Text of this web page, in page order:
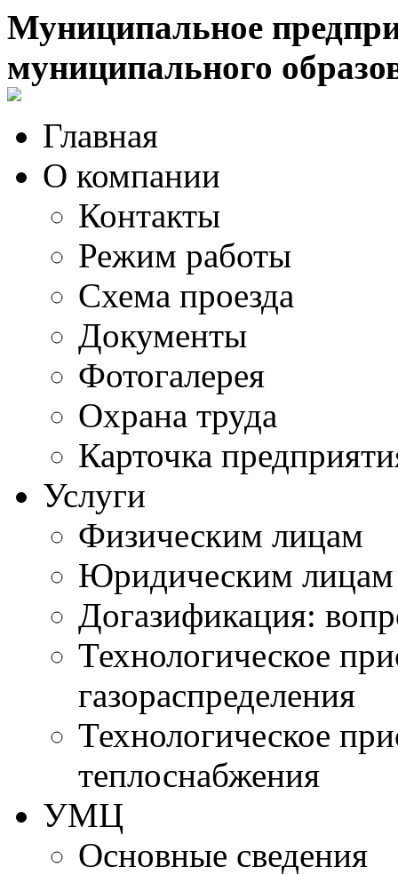
Муниципальное
муниципального
Главная
О компании
Контакты
Режим работы
Схема проезда
Документы
Фотогалерея
Охрана труда
Карточка
Услуги
Физическим лицам
Юридическим лицам
Догазификация:
Технологическое
газораспределения
Технологическое
теплоснабжения
УМЦ
Основные сведения